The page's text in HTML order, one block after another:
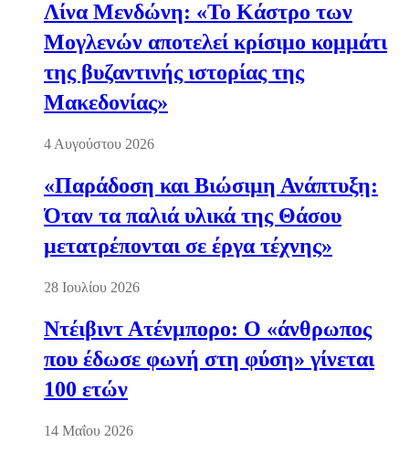
Λίνα Μενδώνη: «Το Κάστρο των
Μογλενών αποτελεί κρίσιμο κομμάτι
της βυζαντινής ιστορίας της
Μακεδονίας»
4 Αυγούστου 2026
«Παράδοση και Βιώσιμη Ανάπτυξη:
Όταν τα παλιά υλικά της Θάσου
μετατρέπονται σε έργα τέχνης»
28 Ιουλίου 2026
Ντέιβιντ Ατένμπορο: Ο «άνθρωπος
που έδωσε φωνή στη φύση» γίνεται
100 ετών
14 Μαΐου 2026